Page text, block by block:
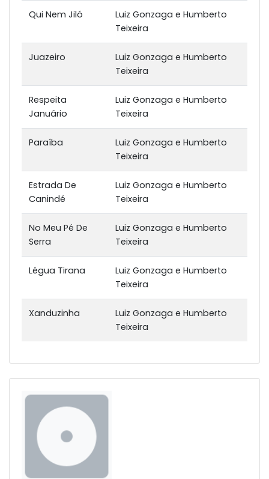
Qui Nem Jiló
Luiz Gonzaga e Humberto
Teixeira
Juazeiro
Luiz Gonzaga e Humberto
Teixeira
Respeita
Januário
Luiz Gonzaga e Humberto
Teixeira
Paraíba
Luiz Gonzaga e Humberto
Teixeira
Estrada De
Canindé
Luiz Gonzaga e Humberto
Teixeira
No Meu Pé De
Serra
Luiz Gonzaga e Humberto
Teixeira
Légua Tirana
Luiz Gonzaga e Humberto
Teixeira
Xanduzinha
Luiz Gonzaga e Humberto
Teixeira